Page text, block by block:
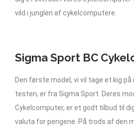
vild i junglen af cykelcomputere.
Sigma Sport BC
Den første model, vi vil tage et kig
testen, er fra Sigma Sport. Deres
Cykelcomputer, er et godt tilbud til
valuta for pengene. På trods af den